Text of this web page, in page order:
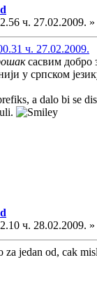
ч. 27.02.2009. »
ч. 27.02.2009.
сасвим добро
у српском
a dalo bi se
ч. 28.02.2009. »
za jedan od, cak